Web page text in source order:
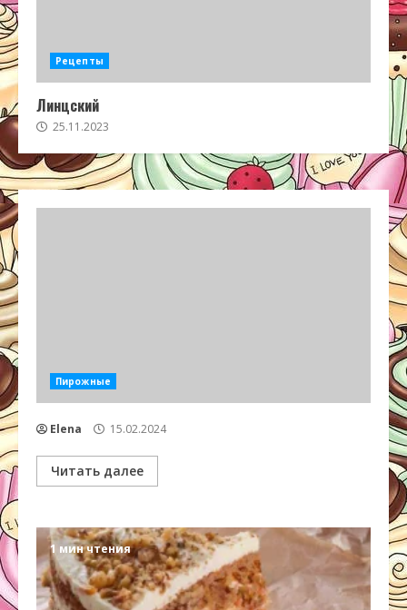
Рецепты
Линцский
25.11.2023
Пирожные
Elena 15.02.2024
Читать далее
1 мин чтения